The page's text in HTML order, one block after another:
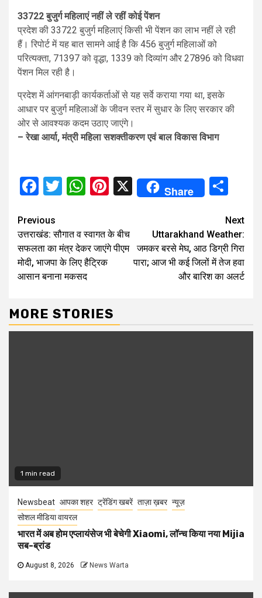
33722 बुजुर्ग महिलाएं नहीं ले रहीं कोई पेंशन
प्रदेश की 33722 बुजुर्ग महिलाएं किसी भी पेंशन का लाभ नहीं ले रही
हैं। रिपोर्ट में यह बात सामने आई है कि 456 बुजुर्ग महिलाओं को
परित्यक्ता, 71397 को वृद्धा, 1339 को दिव्यांग और 27896 को विधवा
पेंशन मिल रही है।
प्रदेश में आंगनबाड़ी कार्यकर्ताओं से यह सर्वे कराया गया था, इसके
आधार पर बुजुर्ग महिलाओं के जीवन स्तर में सुधार के लिए सरकार की
ओर से आवश्यक कदम उठाए जाएंगे।
– रेखा आर्या, मंत्री महिला सशक्तीकरण एवं बाल विकास विभाग
Facebook
Twitter
WhatsApp
Pinterest
X Share
Continue
Reading
Previous
उत्तराखंड: सौगात व स्वागत के बीच
सफलता का मंत्र देकर जाएंगे पीएम
मोदी, भाजपा के लिए हैट्रिक
आसान बनाना मकसद
Next
Uttarakhand Weather:
जमकर बरसे मेघ, आठ डिग्री गिरा
पारा; आज भी कई जिलों में तेज हवा
और बारिश का अलर्ट
MORE STORIES
1 min read
Newsbeat आपका शहर ट्रेंडिंग खबरें ताज़ा ख़बर न्यूज़
सोशल मीडिया वायरल
भारत में अब होम एप्लायंसेज भी बेचेगी Xiaomi, लॉन्च किया नया Mijia
सब-ब्रांड
August 8, 2026 News Warta